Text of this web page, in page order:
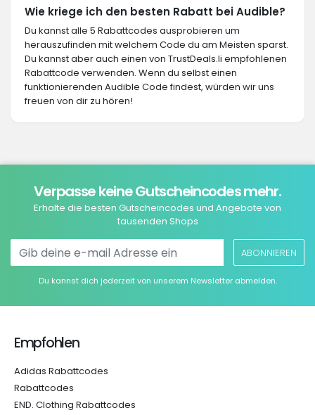
Wie kriege ich den besten Rabatt bei Audible?
Du kannst alle 5 Rabattcodes ausprobieren um
herauszufinden mit welchem Code du am Meisten sparst.
Du kannst aber auch einen von TrustDeals.li empfohlenen
Rabattcode verwenden. Wenn du selbst einen
funktionierenden Audible Code findest, würden wir uns
freuen von dir zu hören!
Verpasse keine Gutscheincodes mehr.
Erhalte die besten Gutscheincodes und Angebote von
tausenden Shops
ABONNIEREN
Du kannst dich jederzeit von unserem Newsletter abmelden.
Empfohlen
Adidas Rabattcodes
Rabattcodes
END. Clothing Rabattcodes